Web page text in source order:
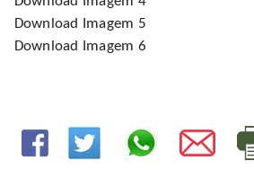
Download Imagem 5
Download Imagem 6